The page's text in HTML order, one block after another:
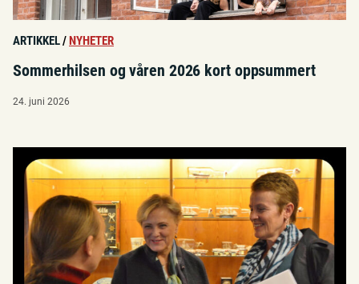
ARTIKKEL/NYHETER
Sommerhilsen og våren 2026 kort oppsummert
24. juni 2026